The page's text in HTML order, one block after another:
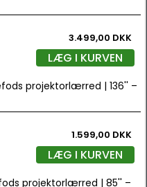
3.499,00 DKK
LÆG I KURVEN
projektorlærred | 136'' –
1.599,00 DKK
LÆG I KURVEN
projektorlærred | 85'' –